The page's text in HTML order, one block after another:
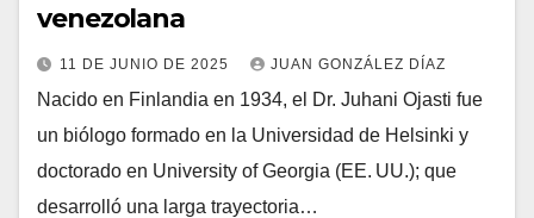
venezolana
11 DE JUNIO DE 2025 JUAN GONZÁLEZ DÍAZ
Nacido en Finlandia en 1934, el Dr. Juhani Ojasti fue
un biólogo formado en la Universidad de Helsinki y
doctorado en University of Georgia (EE. UU.); que
desarrolló una larga trayectoria…